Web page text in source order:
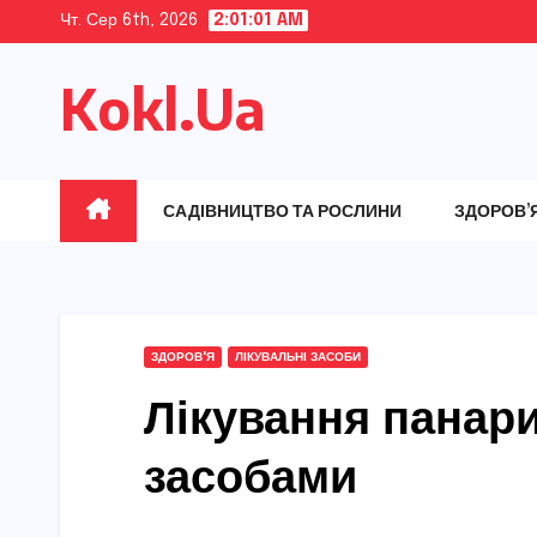
content
Чт. Сер 6th, 2026 2:01:02 AM
Kokl.Ua
САДІВНИЦТВО ТА РОСЛИНИ
ЗДОРОВ'Я ЛІКУВАЛЬНІ ЗАСОБИ
Лікування
засобами